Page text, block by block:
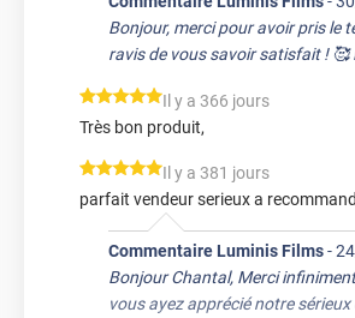
Bonjour, merci pour avoir pris le
ravis de vous savoir satisfait !
*****
Il y a 366 jours
Très bon produit,
*****
Il y a 381 jours
parfait vendeur serieux a
Commentaire Luminis Films-
Bonjour Chantal, Merci
vous ayez apprécié notre